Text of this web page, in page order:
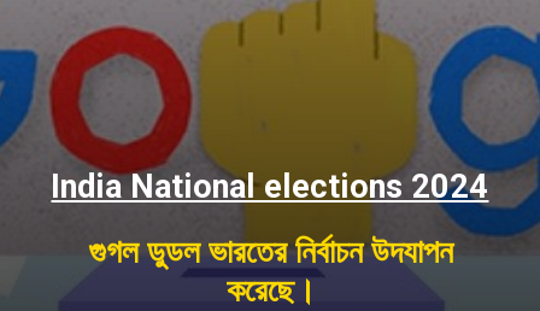
গুগল ডুডল ভারতের নির্বাচন উদযাপন
করেছে।
India National elections 2024